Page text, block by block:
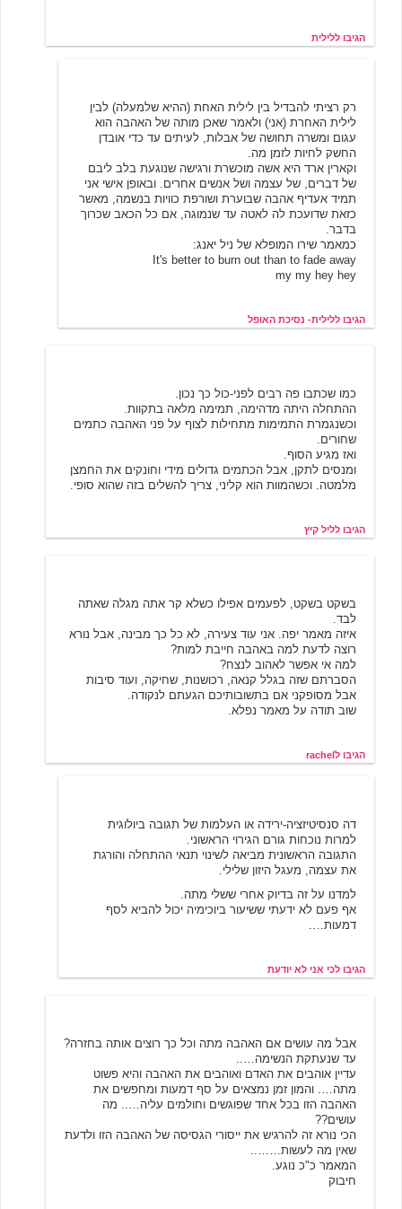
הגיבו ללילית
רק רציתי להבדיל בין לילית האחת (ההיא שלמעלה) לבין
לילית האחרת (אני) ולאמר שאכן מותה של האהבה הוא
עגום ומשרה תחושה של אבלות, לעיתים עד כדי אובדן
החשק לחיות לזמן מה.
וקארין ארד היא אשה מוכשרת ורגישה שנוגעת בלב ליבם
של דברים, של עצמה ושל אנשים אחרים. ובאופן אישי אני
תמיד אעדיף אהבה שבוערת ושורפת כוויות בנשמה, מאשר
כזאת שדועכת לה לאטה עד שנמוגה, אם כל הכאב שכרוך
בדבר.
כמאמר שירו המופלא של ניל יאנג:
It's better to burn out than to fade away
my my hey hey
הגיבו ללילית- נסיכת האופל
כמו שכתבו פה רבים לפני-כול כך נכון.
ההתחלה היתה מדהימה, תמימה מלאה בתקוות.
וכשנגמרת התמימות מתחילות לצוף על פני האהבה כתמים
שחורים.
ואז מגיע הסוף.
ומנסים לתקן, אבל הכתמים גדולים מידי וחונקים את החמצן
מלמטה. וכשהמוות הוא קליני, צריך להשלים בזה שהוא סופי.
הגיבו לליל קיץ
בשקט בשקט, לפעמים אפילו כשלא קר אתה מגלה שאתה
לבד.
איזה מאמר יפה. אני עוד צעירה, לא כל כך מבינה, אבל נורא
רוצה לדעת למה באהבה חייבת למות?
למה אי אפשר לאהוב לנצח?
הסברתם שזה בגלל קנאה, רכושנות, שחיקה, ועוד סיבות
אבל מסופקני אם בתשובותיכם הגעתם לנקודה.
שוב תודה על מאמר נפלא.
הגיבו לrachel
דה סנסיטיזציה-ירידה או העלמות של תגובה ביולוגית
למרות נוכחות גורם הגירוי הראשוני.
התגובה הראשונית מביאה לשינוי תנאי ההתחלה והורגת
את עצמה, מעגל היזון שלילי.
למדנו על זה בדיוק אחרי ששלי מתה.
אף פעם לא ידעתי ששיעור ביוכימיה יכול להביא לסף
דמעות….
הגיבו לכי אני לא יודעת
אבל מה עושים אם האהבה מתה וכל כך רוצים אותה בחזרה?
עד שנעתקת הנשימה…..
עדיין אוהבים את האדם ואוהבים את האהבה והיא פשוט
מתה…. והמון זמן נמצאים על סף דמעות ומחפשים את
האהבה הזו בכל אחד שפוגשים וחולמים עליה….. מה
עושים??
הכי נורא זה להרגיש את ייסורי הגסיסה של האהבה הזו ולדעת
שאין מה לעשות……..
המאמר כ"כ נוגע.
חיבוק